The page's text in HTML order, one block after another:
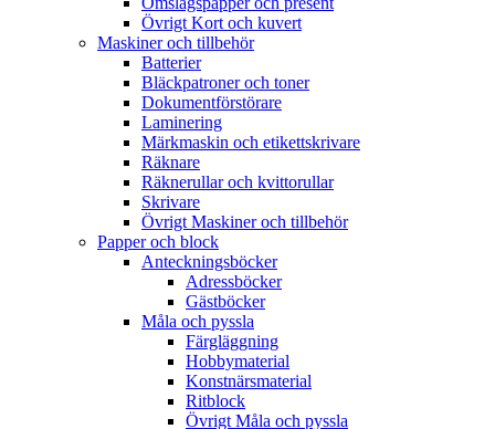
Övrigt Kort och kuvert
Maskiner och tillbehör
Batterier
Bläckpatroner och toner
Dokumentförstörare
Laminering
Märkmaskin och etikettskrivare
Räknare
Räknerullar och kvittorullar
Skrivare
Övrigt Maskiner och tillbehör
Papper och block
Anteckningsböcker
Adressböcker
Gästböcker
Måla och pyssla
Färgläggning
Hobbymaterial
Konstnärsmaterial
Ritblock
Övrigt Måla och pyssla